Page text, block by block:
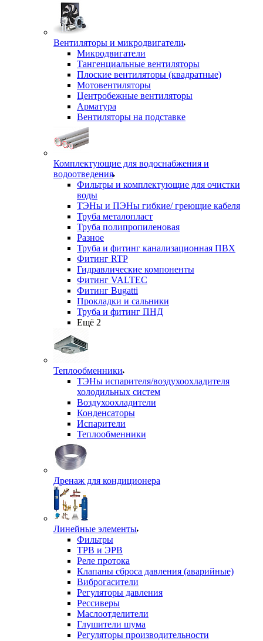
Вентиляторы и микродвигатели
Микродвигатели
Тангенциальные вентиляторы
Плоские вентиляторы (квадратные)
Мотовентиляторы
Центробежные вентиляторы
Арматура
Вентиляторы на подставке
Комплектующие для водоснабжения и
водоотведения
Фильтры и комплектующие для очистки
воды
ТЭНы и ПЭНы гибкие/ греющие кабеля
Труба металопласт
Труба полипропиленовая
Разное
Труба и фитинг канализационная ПВХ
Фитинг RTP
Гидравлические компоненты
Фитинг VALTEC
Фитинг Bugatti
Прокладки и сальники
Труба и фитинг ПНД
Ещё 2
Теплообменники
ТЭНы испарителя/воздухоохладителя
холодильных систем
Воздухоохладители
Конденсаторы
Испарители
Теплообменники
Дренаж для кондиционера
Линейные элементы
Фильтры
ТРВ и ЭРВ
Реле протока
Клапаны сброса давления (аварийные)
Виброгасители
Регуляторы давления
Рессиверы
Маслоотделители
Глушители шума
Регуляторы производительности